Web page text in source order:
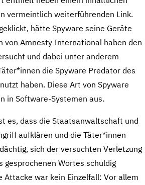
vermeintlich weiterführenden Link.
hätte Spyware seine Geräte
von Amnesty International haben den
und dabei unter anderem
die Spyware Predator des
haben. Diese Art von Spyware
in Software-Systemen aus.
es, dass die Staatsanwaltschaft und
aufklären und die Täter*innen
sich der versuchten Verletzung
gesprochenen Wortes schuldig
Attacke war kein Einzelfall: Vor allem